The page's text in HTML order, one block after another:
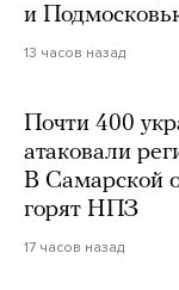
и
13 часов назад
Почти 400
атаковали
В Самарской
горят НПЗ
17 часов назад